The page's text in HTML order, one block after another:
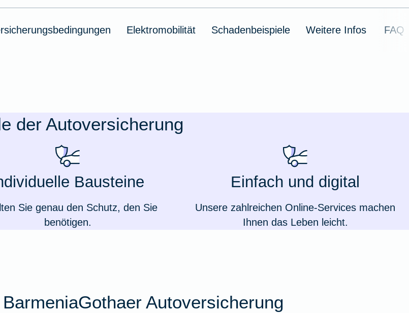
Weil du wichtig bist
Elektromobilität Schadenbeispiele Weitere Infos FAQ
der Autoversicherung
Bausteine
Sie genau den Schutz, den Sie
benötigen.
Einfach und digital
Unsere zahlreichen Online-Services machen
Ihnen das Leben leicht.
Autoversicherung